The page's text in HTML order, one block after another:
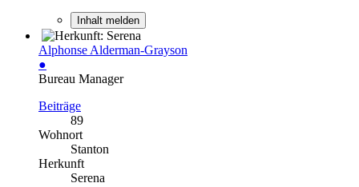
Inhalt melden
Alphonse Alderman-Grayson
●
Bureau Manager
Beiträge
89
Wohnort
Stanton
Herkunft
Serena